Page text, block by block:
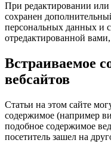
При редактировании или
сохранен
персональных данных и
отредактированной вами,
Встраиваемое
вебсайтов
Статьи на этом сайте
содержимое (например
подобное содержимое
посетитель зашел на